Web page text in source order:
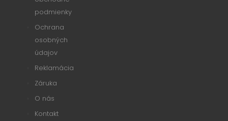
podmienky
Ochrana
osobných
údajov
Reklamácia
Záruka
O nás
Kontakt